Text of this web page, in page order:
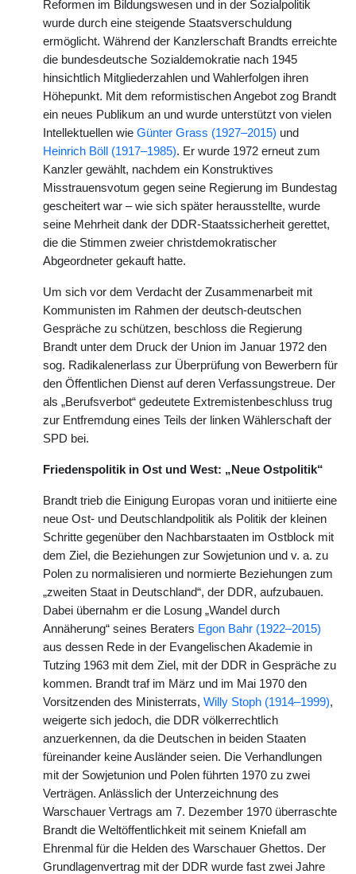
Reformen im Bildungswesen und in der Sozialpolitik
wurde durch eine steigende Staatsverschuldung
ermöglicht. Während der Kanzlerschaft Brandts erreichte
die bundesdeutsche Sozialdemokratie nach 1945
hinsichtlich Mitgliederzahlen und Wahlerfolgen ihren
Höhepunkt. Mit dem reformistischen Angebot zog Brandt
ein neues Publikum an und wurde unterstützt von vielen
Intellektuellen wie Günter Grass (1927–2015) und
Heinrich Böll (1917–1985). Er wurde 1972 erneut zum
Kanzler gewählt, nachdem ein Konstruktives
Misstrauensvotum gegen seine Regierung im Bundestag
gescheitert war – wie sich später herausstellte, wurde
seine Mehrheit dank der DDR-Staatssicherheit gerettet,
die die Stimmen zweier christdemokratischer
Abgeordneter gekauft hatte.
Um sich vor dem Verdacht der Zusammenarbeit mit
Kommunisten im Rahmen der deutsch-deutschen
Gespräche zu schützen, beschloss die Regierung
Brandt unter dem Druck der Union im Januar 1972 den
sog. Radikalenerlass zur Überprüfung von Bewerbern für
den Öffentlichen Dienst auf deren Verfassungstreue. Der
als „Berufsverbot“ gedeutete Extremistenbeschluss trug
zur Entfremdung eines Teils der linken Wählerschaft der
SPD bei.
Friedenspolitik in Ost und West: „Neue Ostpolitik“
Brandt trieb die Einigung Europas voran und initiierte eine
neue Ost- und Deutschlandpolitik als Politik der kleinen
Schritte gegenüber den Nachbarstaaten im Ostblock mit
dem Ziel, die Beziehungen zur Sowjetunion und v. a. zu
Polen zu normalisieren und normierte Beziehungen zum
„zweiten Staat in Deutschland“, der DDR, aufzubauen.
Dabei übernahm er die Losung „Wandel durch
Annäherung“ seines Beraters Egon Bahr (1922–2015)
aus dessen Rede in der Evangelischen Akademie in
Tutzing 1963 mit dem Ziel, mit der DDR in Gespräche zu
kommen. Brandt traf im März und im Mai 1970 den
Vorsitzenden des Ministerrats, Willy Stoph (1914–1999),
weigerte sich jedoch, die DDR völkerrechtlich
anzuerkennen, da die Deutschen in beiden Staaten
füreinander keine Ausländer seien. Die Verhandlungen
mit der Sowjetunion und Polen führten 1970 zu zwei
Verträgen. Anlässlich der Unterzeichnung des
Warschauer Vertrags am 7. Dezember 1970 überraschte
Brandt die Weltöffentlichkeit mit seinem Kniefall am
Ehrenmal für die Helden des Warschauer Ghettos. Der
Grundlagenvertrag mit der DDR wurde fast zwei Jahre